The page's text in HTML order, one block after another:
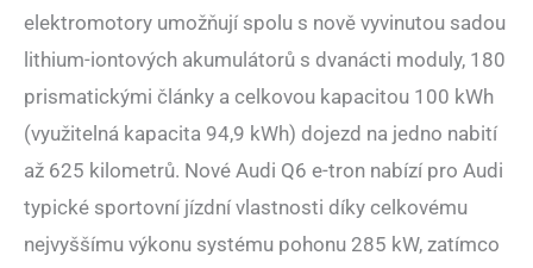
elektromotory umožňují spolu s nově vyvinutou sadou
lithium-iontových akumulátorů s dvanácti moduly, 180
prismatickými články a celkovou kapacitou 100 kWh
(využitelná kapacita 94,9 kWh) dojezd na jedno nabití
až 625 kilometrů. Nové Audi Q6 e-tron nabízí pro Audi
typické sportovní jízdní vlastnosti díky celkovému
nejvyššímu výkonu systému pohonu 285 kW, zatímco